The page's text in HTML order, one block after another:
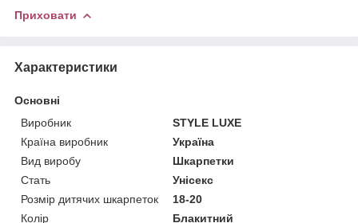
Приховати
Характеристики
Основні
Виробник
STYLE LUXE
Країна виробник
Україна
Вид виробу
Шкарпетки
Стать
Унісекс
Розмір дитячих шкарпеток
18-20
Колір
Блакитний